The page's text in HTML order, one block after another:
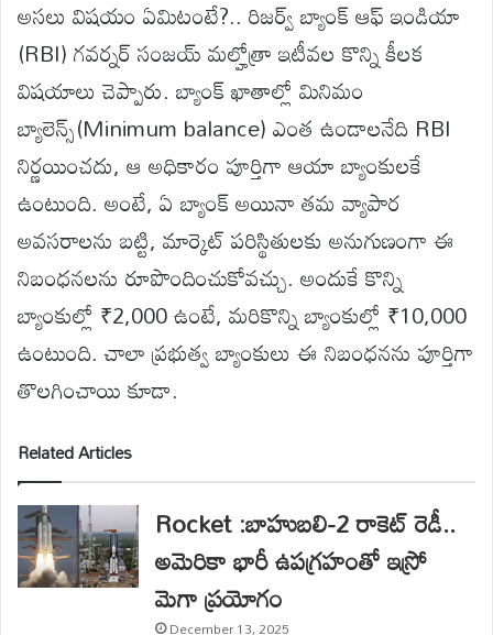
అసలు విషయం ఏమిటంటే?.. రిజర్వ్ బ్యాంక్ ఆఫ్ ఇండియా
(RBI) గవర్నర్ సంజయ్ మల్హోత్రా ఇటీవల కొన్ని కీలక
విషయాలు చెప్పారు. బ్యాంక్ ఖాతాల్లో మినిమం
బ్యాలెన్స్(Minimum balance) ఎంత ఉండాలనేది RBI
నిర్ణయించదు, ఆ అధికారం పూర్తిగా ఆయా బ్యాంకులకే
ఉంటుంది. అంటే, ఏ బ్యాంక్ అయినా తమ వ్యాపార
అవసరాలను బట్టి, మార్కెట్ పరిస్థితులకు అనుగుణంగా ఈ
నిబంధనలను రూపొందించుకోవచ్చు. అందుకే కొన్ని
బ్యాంకుల్లో ₹2,000 ఉంటే, మరికొన్ని బ్యాంకుల్లో ₹10,000
ఉంటుంది. చాలా ప్రభుత్వ బ్యాంకులు ఈ నిబంధనను పూర్తిగా
తొలగించాయి కూడా.
Related Articles
Rocket :బాహుబలి-2 రాకెట్ రెడీ..
అమెరికా భారీ ఉపగ్రహంతో ఇస్రో
మెగా ప్రయోగం
December 13, 2025